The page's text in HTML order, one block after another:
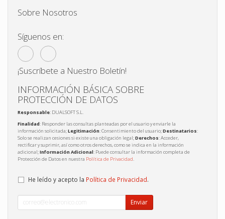
Sobre Nosotros
Síguenos en:
¡Suscríbete a Nuestro Boletín!
INFORMACIÓN BÁSICA SOBRE
PROTECCIÓN DE DATOS
Responsable: DUALSOFT S.L.
Finalidad: Responder las consultas planteadas por el usuario y enviarle la
información solicitada;Legitimación: Consentimiento del usuario;Destinatarios:
Solo se realizan cesiones si existe una obligación legal;Derechos: Acceder,
rectificar y suprimir, así como otros derechos, como se indica en la información
adicional;Información Adicional: Puede consultar la información completa de
Protección de Datos en nuestra Política de Privacidad.
He leído y acepto la Política de Privacidad.
Enviar